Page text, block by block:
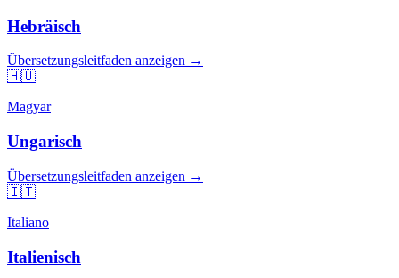
Hebräisch
Übersetzungsleitfaden anzeigen →
🇭🇺
Magyar
Ungarisch
Übersetzungsleitfaden anzeigen →
🇮🇹
Italiano
Italienisch